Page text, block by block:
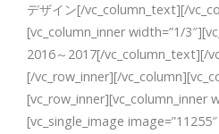
デザイン[/vc_column_text][/
[vc_column_inner width=”1/
2016～2017[/vc_column_text][/
[/vc_row_inner][/
[vc_row_inner][vc_column_inner
[vc_single_image